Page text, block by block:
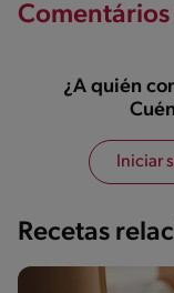
Comentários
¿A quién
Iniciar
Recetas